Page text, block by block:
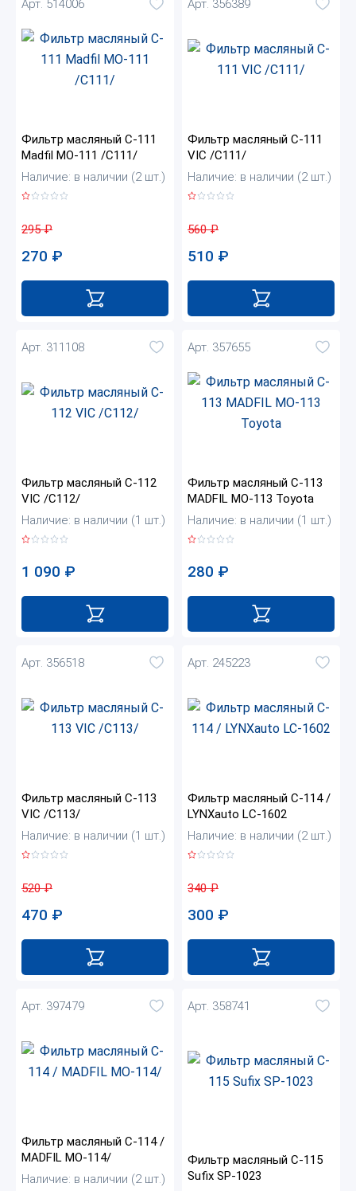
Арт. 514006
Фильтр масляный C-111
Madfil MO-111 /C111/
Наличие: в наличии (2 шт.)
295₽
270 ₽
Арт. 356389
Фильтр масляный C-111
VIC /C111/
Наличие: в наличии (2 шт.)
560₽
510 ₽
Арт. 311108
Фильтр масляный C-112
VIC /C112/
Наличие: в наличии (1 шт.)
1 090 ₽
Арт. 357655
Фильтр масляный C-113
MADFIL MO-113 Toyota
Наличие: в наличии (1 шт.)
280 ₽
Арт. 356518
Фильтр масляный C-113
VIC /C113/
Наличие: в наличии (1 шт.)
520₽
470 ₽
Арт. 245223
Фильтр масляный C-114 /
LYNXauto LC-1602
Наличие: в наличии (2 шт.)
340₽
300 ₽
Арт. 397479
Фильтр масляный C-114 /
MADFIL MO-114/
Наличие: в наличии (2 шт.)
Арт. 358741
Фильтр масляный C-115
Sufix SP-1023